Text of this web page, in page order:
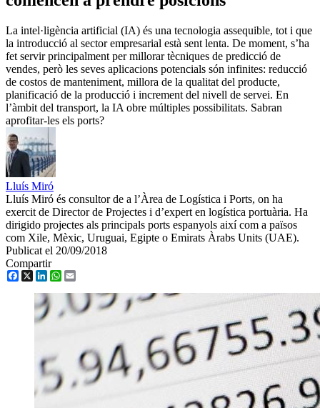
La intel·ligència artificial (IA) és una tecnologia assequible, tot i que
la introducció al sector empresarial està sent lenta. De moment, s’ha
fet servir principalment per millorar tècniques de predicció de
vendes, però les seves aplicacions potencials són infinites: reducció
de costos de manteniment, millora de la qualitat del producte,
planificació de la producció i increment del nivell de servei. En
l’àmbit del transport, la IA obre múltiples possibilitats. Sabran
aprofitar-les els ports?
Lluís Miró
Lluís Miró és consultor de a l’Àrea de Logística i Ports, on ha
exercit de Director de Projectes i d’expert en logística portuària. Ha
dirigido projectes als principals ports espanyols així com a països
com Xile, Mèxic, Uruguai, Egipte o Emirats Àrabs Units (UAE).
Publicat el 20/09/2018
Compartir
Facebook
X LinkedInWhatsApp